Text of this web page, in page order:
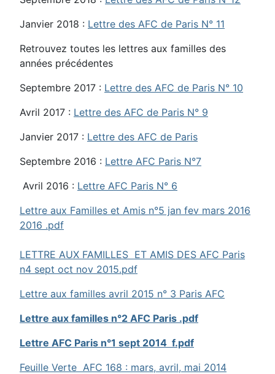
Janvier 2018 : Lettre des AFC de Paris N° 11
Retrouvez toutes les lettres aux familles des
années précédentes
Septembre 2017 : Lettre des AFC de Paris N° 10
Avril 2017 : Lettre des AFC de Paris N° 9
Janvier 2017 : Lettre des AFC de Paris
Septembre 2016 : Lettre AFC Paris N°7
Avril 2016 : Lettre AFC Paris N° 6
Lettre aux Familles et Amis n°5 jan fev mars 2016
2016 .pdf
LETTRE AUX FAMILLES ET AMIS DES AFC Paris
n4 sept oct nov 2015.pdf
Lettre aux familles avril 2015 n° 3 Paris AFC
Lettre aux familles n°2 AFC Paris .pdf
Lettre AFC Paris n°1 sept 2014 f.pdf
Feuille Verte AFC 168 : mars, avril, mai 2014